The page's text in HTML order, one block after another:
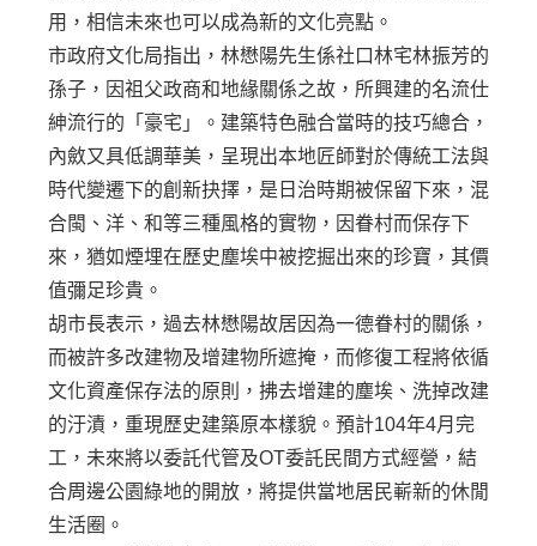
用，相信未來也可以成為新的文化亮點。
市政府文化局指出，林懋陽先生係社口林宅林振芳的
孫子，因祖父政商和地緣關係之故，所興建的名流仕
紳流行的「豪宅」。建築特色融合當時的技巧總合，
內斂又具低調華美，呈現出本地匠師對於傳統工法與
時代變遷下的創新抉擇，是日治時期被保留下來，混
合閩、洋、和等三種風格的實物，因眷村而保存下
來，猶如煙埋在歷史塵埃中被挖掘出來的珍寶，其價
值彌足珍貴。
胡市長表示，過去林懋陽故居因為一德眷村的關係，
而被許多改建物及增建物所遮掩，而修復工程將依循
文化資產保存法的原則，拂去增建的塵埃、洗掉改建
的汙漬，重現歷史建築原本樣貌。預計104年4月完
工，未來將以委託代管及OT委託民間方式經營，結
合周邊公園綠地的開放，將提供當地居民嶄新的休閒
生活圈。